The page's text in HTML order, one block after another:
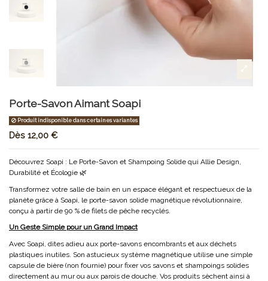
Porte-Savon Aimant Soapi
Produit indisponible dans certaines variantes
Dès 12,00 €
Découvrez Soapi : Le Porte-Savon et Shampoing Solide qui Allie Design,
Durabilité et Écologie 🌿
Transformez votre salle de bain en un espace élégant et respectueux de la
planète grâce à Soapi, le porte-savon solide magnétique révolutionnaire,
conçu à partir de 90 % de filets de pêche recyclés.
Un Geste Simple pour un Grand Impact
Avec Soapi, dites adieu aux porte-savons encombrants et aux déchets
plastiques inutiles. Son astucieux système magnétique utilise une simple
capsule de bière (non fournie) pour fixer vos savons et shampoings solides
directement au mur ou aux parois de douche. Vos produits sèchent ainsi à